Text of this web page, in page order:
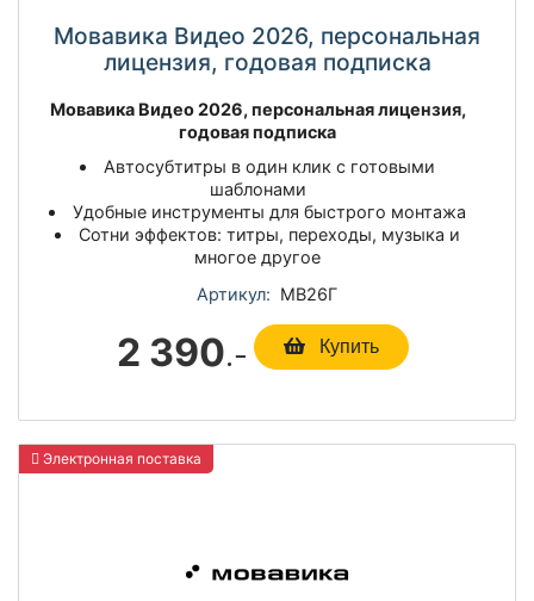
Мовавика Видео 2026, персональная
лицензия, годовая подписка
Мовавика Видео 2026, персональная лицензия,
годовая подписка
Автосубтитры в один клик с готовыми
шаблонами
Удобные инструменты для быстрого монтажа
Сотни эффектов: титры, переходы, музыка и
многое другое
Артикул: МВ26Г
2 390.- Купить
Электронная поставка